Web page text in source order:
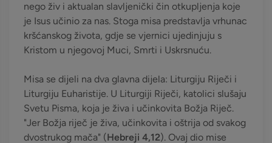
nego živ i aktualan slavljenički čin otkupljenja koje
je Isus učinio za nas. Stoga misa predstavlja vrhunac
kršćanskog života, gdje se vjernici ujedinjuju s
Kristom u njegovoj Muci, Smrti i Uskrsnuću.
Misa se dijeli na dva glavna dijela: Liturgiju Riječi i
Liturgiju Euharistije. U Liturgiji Riječi, katolici slušaju
Svetu Pisma, koja je živa i učinkovita Božja Riječ.
"Jer Božja riječ je živa, učinkovita i oštrija od svakog
dvostrukog mača" (Hebreji 4,12). Ovaj dio mise